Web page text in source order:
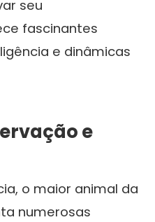
seu
fascinantes
e dinâmicas
e
o maior animal da
numerosas